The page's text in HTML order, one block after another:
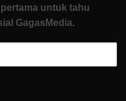
untuk tahu
GagasMedia.